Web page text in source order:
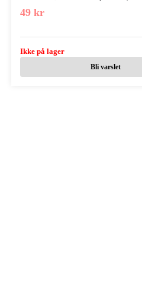
49 kr
Ikke på lager
Bli varslet